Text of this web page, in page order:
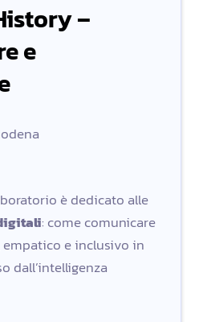
–
e
è dedicato alle
: come comunicare
e inclusivo in
dall’intelligenza